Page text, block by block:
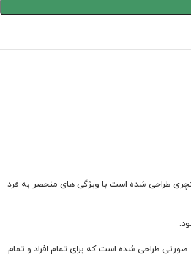
طراحی شده است با ویژگی های منحصر به فرد
طراحی شده است که برای تمام افراد و تمام